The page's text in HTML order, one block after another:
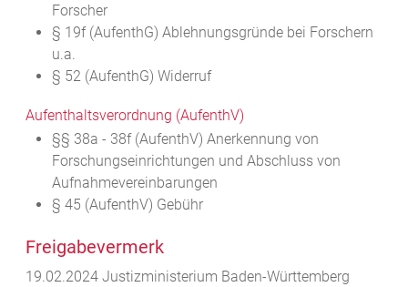
Forscher
§ 19f (AufenthG) Ablehnungsgründe bei Forschern
u.a.
§ 52 (AufenthG) Widerruf
Aufenthaltsverordnung (AufenthV)
§§ 38a - 38f (AufenthV) Anerkennung von
Forschungseinrichtungen und Abschluss von
Aufnahmevereinbarungen
§ 45 (AufenthV) Gebühr
Freigabevermerk
19.02.2024 Justizministerium Baden-Württemberg